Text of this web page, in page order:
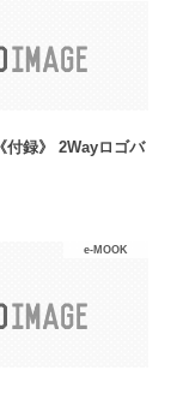
付録》 2Wayロゴバ
e-MOOK